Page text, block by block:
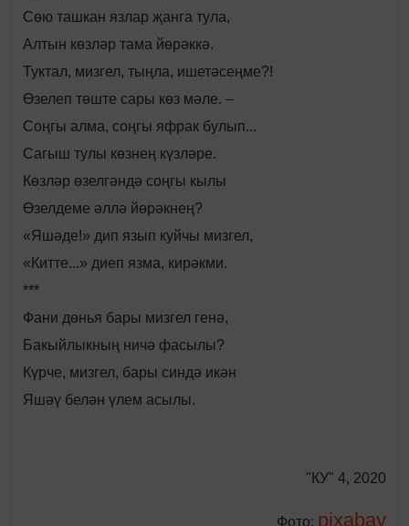
Сөю ташкан язлар җанга тула,
Алтын көзләр тама йөрәккә.
Туктал, мизгел, тыңла, ишетәсеңме?!
Өзелеп төште сары көз мәле. –
Соңгы алма, соңгы яфрак булып...
Сагыш тулы көзнең күзләре.
Көзләр өзелгәндә соңгы кылы
Өзелдеме әллә йөрәкнең?
«Яшәде!» дип язып куйчы мизгел,
«Китте...» диеп язма, кирәкми.
***
Фани дөнья бары мизгел генә,
Бакыйлыкның ничә фасылы?
Күрче, мизгел, бары синдә икән
Яшәү белән үлем асылы.
"КУ" 4, 2020
Фото: pixabay